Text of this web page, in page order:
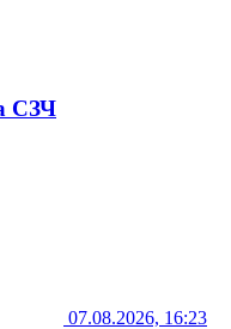
СЗЧ
07.08.2026, 16:23